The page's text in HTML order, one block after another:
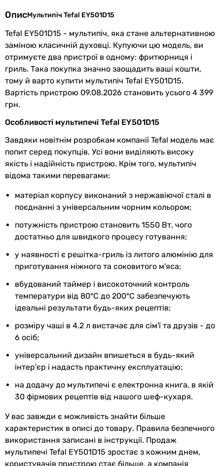
корпусу
Довжина
мережевого
шнура
0.7 м
Виробництво Китай
Комплектація
інструкція користувача,
Колекції Tefal EY
EAN 3045380020771
Фізичні характеристики
Ширина 27 см
Глибина 32,4 см
Вага 5.6 кг
Колір чорний, нержавіюча сталь
Габарити в упаковці
Вага в упаковці 6.7 кг
Гарантія 24 міс.
Побачили помилку в описі або характеристиках?
Повідомте нам про це!
Повідомити про помилку
Характеристики, комплектація та фотографії Tefal EY501D15
ОписМультипіч Tefal EY501D15
Tefal EY501D15 - мультипіч, яка стане альтернативною
заміною класичній духовці. Купуючи цю модель, ви
отримуєте два пристрої в одному: фритюрниця і
гриль. Така покупка значно заощадить ваші кошти,
тому й варто купити мультипіч Tefal EY501D15.
Вартість пристрою 09.08.2026 становить усього 4 399
грн.
Особливості мультипечі Tefal EY501D15
Завдяки новітнім розробкам компанії Tefal модель має
попит серед покупців. Усі вони виділяють високу
якість і надійність пристрою. Крім того, мультипіч
відома такими перевагами:
матеріал корпусу виконаний з нержавіючої сталі в
поєднанні з універсальним чорним кольором;
потужність пристрою становить 1550 Вт, чого
достатньо для швидкого процесу готування;
у наявності є решітка-гриль із литого алюмінію для
приготування ніжного та соковитого м'яса;
вбудований таймер і високоточний контроль
температури від 80°C до 200°C забезпечують
ідеальні результати будь-яких рецептів;
розміру чаші в 4.2 л вистачає для сім'ї та друзів - до
6 осіб;
універсальний дизайн впишеться в будь-який
інтер'єр і надасть практичну експлуатацію;
на додачу до мультипечі є електронна книга, в якій
30 фірмових рецептів від нашого шеф-кухаря.
У вас завжди є можливість знайти більше
характеристик в описі до товару. Правила безпечного
використання записані в інструкції. Продаж
мультипечі Tefal EY501D15 зростає з кожним днем,
користувачів пристрою стає більше, а компанія